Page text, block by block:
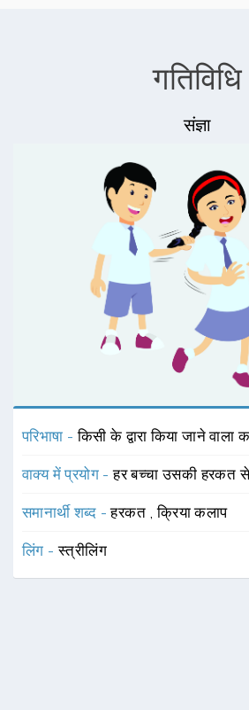
गतिविधि
संज्ञा
परिभाषा -किसी के द्वारा किया जाने वाला
वाक्य में प्रयोग -हर बच्चा उसकी हरकत से
समानार्थी शब्द -हरकत ,क्रिया कलाप
लिंग -स्त्रीलिंग